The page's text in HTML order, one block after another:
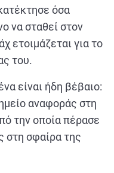
όσα
να σταθεί στον
ετοιμάζεται για το
του.
είναι ήδη βέβαιο:
αναφοράς στη
την οποία πέρασε
στη σφαίρα της